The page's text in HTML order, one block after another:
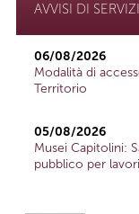
AVVISI DI
06/08/2026
Modalità di
Territorio
05/08/2026
Musei Capitolini:
pubblico per lavori